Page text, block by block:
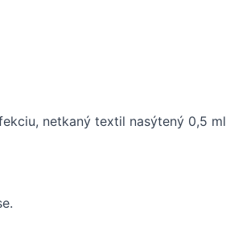
netkaný textil nasýtený 0,5 ml